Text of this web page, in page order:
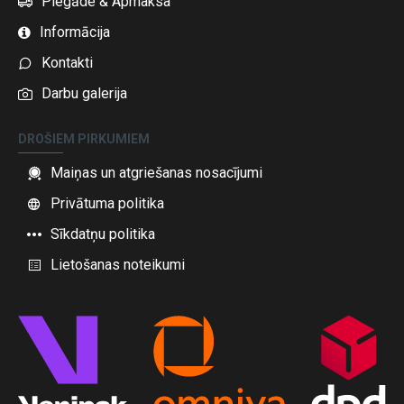
Informācija
Kontakti
Darbu galerija
DROŠIEM PIRKUMIEM
Maiņas un atgriešanas nosacījumi
Privātuma politika
Sīkdatņu politika
Lietošanas noteikumi